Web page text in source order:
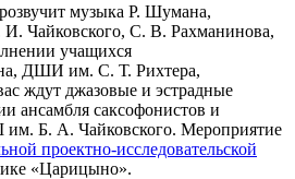
музыка Р. Шумана,
Чайковского, С. В. Рахманинова,
учащихся
ДШИ им. С. Т. Рихтера,
ждут джазовые и эстрадные
ансамбля саксофонистов и
Б. А. Чайковского. Мероприятие
проектно-исследовательской
«Царицыно».